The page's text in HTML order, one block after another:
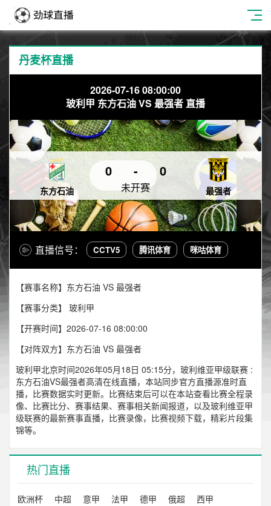
丹麦杯直播
2026-07-16 08:00:00
玻利甲 东方石油 VS 最强者 直播
东方石油
0 - 0
最强者
未开赛
直播信号： CCTV5 腾讯体育 咪咕体育
【赛事名称】东方石油 VS 最强者
【赛事分类】 玻利甲
【开赛时间】2026-07-16 08:00:00
【对阵双方】东方石油 VS 最强者
玻利甲北京时间2026年05月18日 05:15分，玻利维亚甲级联赛 :
东方石油VS最强者高清在线直播，本站同步官方直播源准时直
播，比赛数据实时更新。比赛结束后可以在本站查看比赛全程录
像、比赛比分、赛事结果、赛事相关新闻报道，以及玻利维亚甲
级联赛的最新赛事直播，比赛录像，比赛视频下载，精彩片段集
锦等。
热门直播
欧洲杯 中超 意甲 法甲 德甲 俄超
西甲